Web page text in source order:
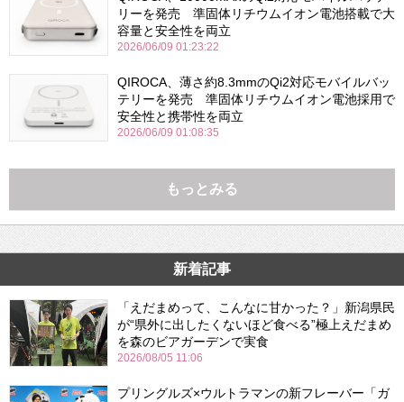
リーを発売 準固体リチウムイオン電池搭載で大
容量と安全性を両立
2026/06/09 01:23:22
QIROCA、薄さ約8.3mmのQi2対応モバイルバッ
テリーを発売 準固体リチウムイオン電池採用で
安全性と携帯性を両立
2026/06/09 01:08:35
もっとみる
新着記事
「えだまめって、こんなに甘かった？」新潟県民
が“県外に出したくないほど食べる”極上えだまめ
を森のビアガーデンで実食
2026/08/05 11:06
プリングルズ×ウルトラマンの新フレーバー「ガ